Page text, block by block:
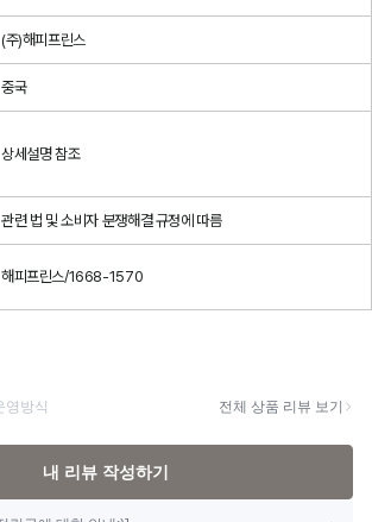
(주)해피프린스
중국
상세설명 참조
관련 법 및 소비자 분쟁해결 규정에 따름
해피프린스/1668-1570